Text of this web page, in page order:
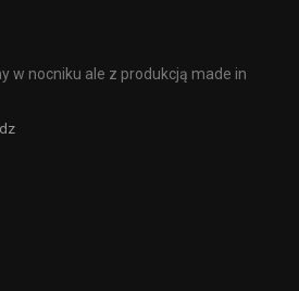
w nocniku ale z produkcją made in